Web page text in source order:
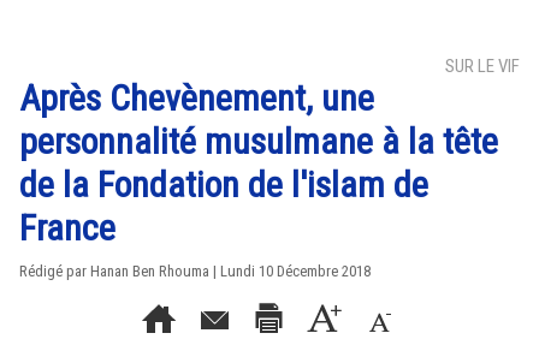
SUR LE VIF
Après Chevènement, une
personnalité musulmane à la tête
de la Fondation de l'islam de
France
Rédigé par Hanan Ben Rhouma | Lundi 10 Décembre 2018